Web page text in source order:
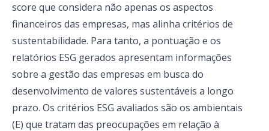
score que considera não apenas os aspectos
financeiros das empresas, mas alinha critérios de
sustentabilidade. Para tanto, a pontuação e os
relatórios ESG gerados apresentam informações
sobre a gestão das empresas em busca do
desenvolvimento de valores sustentáveis a longo
prazo. Os critérios ESG avaliados são os ambientais
(E) que tratam das preocupações em relação à